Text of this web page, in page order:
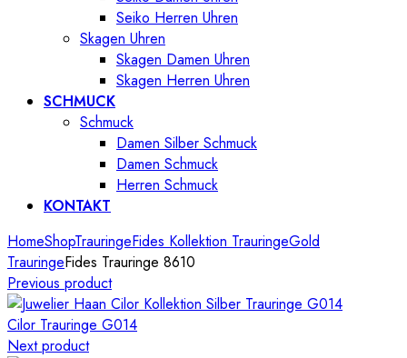
Seiko Herren Uhren
Skagen Uhren
Skagen Damen Uhren
Skagen Herren Uhren
SCHMUCK
Schmuck
Damen Silber Schmuck
Damen Schmuck
Herren Schmuck
KONTAKT
HomeShopTrauringeFides Kollektion TrauringeGold
TrauringeFides Trauringe 8610
Previous product
Cilor Trauringe G014
Next product